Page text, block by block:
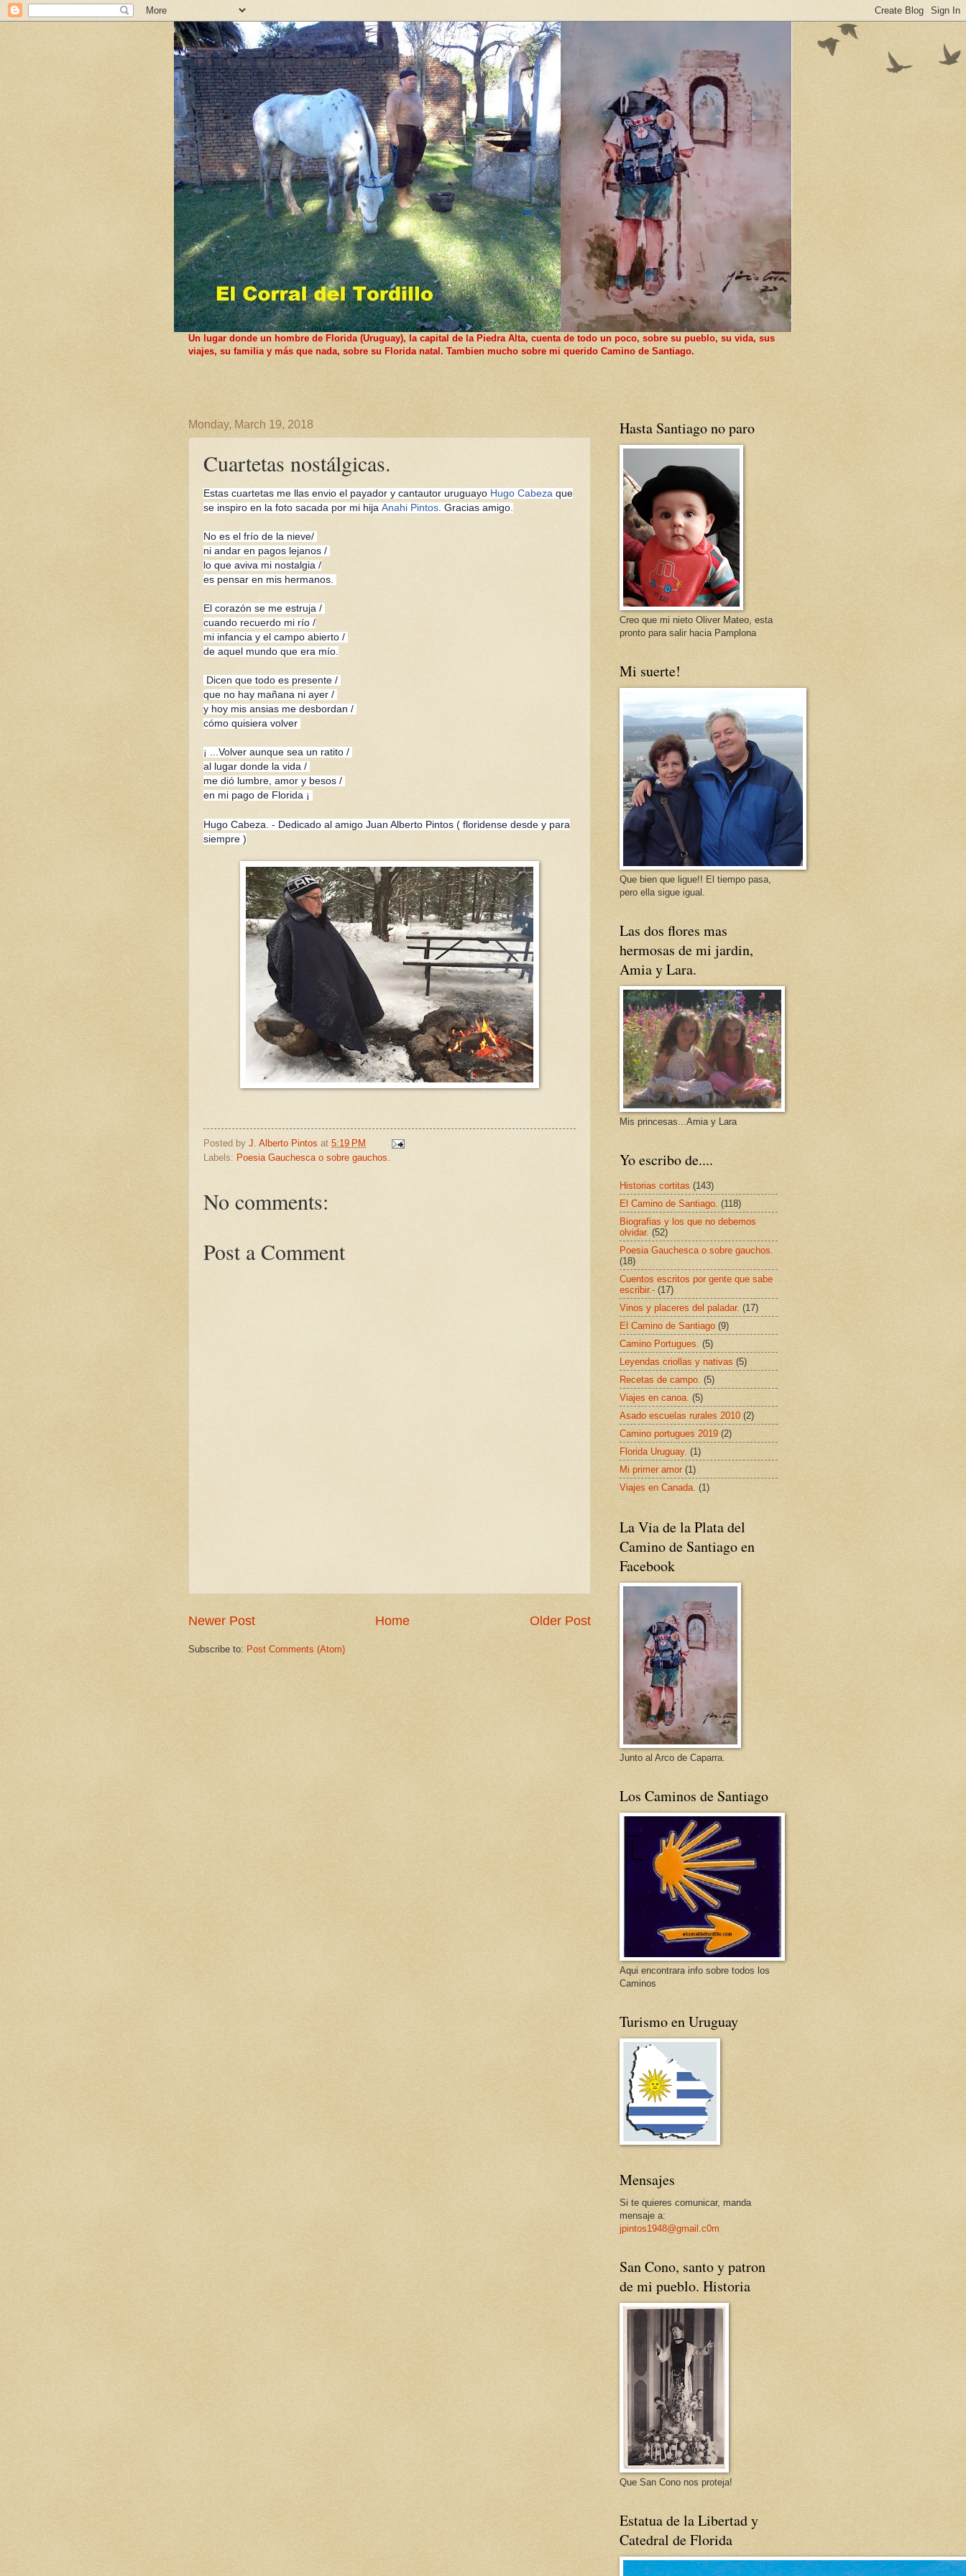
Un lugar donde un hombre de Florida (Uruguay), la capital de la Piedra Alta, cuenta de todo un poco, sobre su pueblo, su vida, sus
viajes, su familia y más que nada, sobre su Florida natal. Tambien mucho sobre mi querido Camino de Santiago.
Monday, March 19, 2018
Cuartetas nostálgicas.
Estas cuartetas me llas envio el payador y cantautor uruguayo Hugo Cabeza que
se inspiro en la foto sacada por mi hija Anahi Pintos . Gracias amigo.
No es el frío de la nieve/
ni andar en pagos lejanos /
lo que aviva mi nostalgia /
es pensar en mis hermanos.
El corazón se me estruja /
cuando recuerdo mi río /
mi infancia y el campo abierto /
de aquel mundo que era mío.
Dicen que todo es presente /
que no hay mañana ni ayer /
y hoy mis ansias me desbordan /
cómo quisiera volver
¡ ...Volver aunque sea un ratito /
al lugar donde la vida /
me dió lumbre, amor y besos /
en mi pago de Florida ¡
Hugo Cabeza. - Dedicado al amigo Juan Alberto Pintos ( floridense desde y para
siempre )
Posted by J. Alberto Pintos at 5:19 PM
Labels: Poesia Gauchesca o sobre gauchos.
No comments:
Post a Comment
Newer Post Older Post
Home
Subscribe to: Post Comments (Atom)
Hasta Santiago no paro
Creo que mi nieto Oliver Mateo, esta
pronto para salir hacia Pamplona
Mi suerte!
Que bien que ligue!! El tiempo pasa,
pero ella sigue igual.
Las dos flores mas
hermosas de mi jardin,
Amia y Lara.
Mis princesas...Amia y Lara
Yo escribo de....
Historias cortitas (143)
El Camino de Santiago. (118)
Biografias y los que no debemos
olvidar. (52)
Poesia Gauchesca o sobre gauchos.
(18)
Cuentos escritos por gente que sabe
escribir.- (17)
Vinos y placeres del paladar. (17)
El Camino de Santiago (9)
Camino Portugues. (5)
Leyendas criollas y nativas (5)
Recetas de campo. (5)
Viajes en canoa. (5)
Asado escuelas rurales 2010 (2)
Camino portugues 2019 (2)
Florida Uruguay. (1)
Mi primer amor (1)
Viajes en Canada. (1)
La Via de la Plata del
Camino de Santiago en
Facebook
Junto al Arco de Caparra.
Los Caminos de Santiago
Aqui encontrara info sobre todos los
Caminos
Turismo en Uruguay
Mensajes
Si te quieres comunicar, manda
mensaje a:
jpintos1948@gmail.c0m
San Cono, santo y patron
de mi pueblo. Historia
Que San Cono nos proteja!
Estatua de la Libertad y
Catedral de Florida